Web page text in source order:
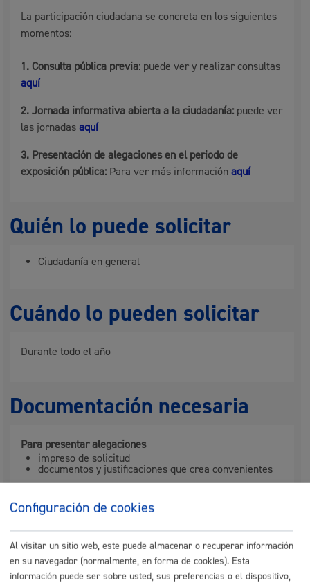
La participación ciudadana se concreta en los siguientes
momentos:
1. Consulta pública previa: puede ver y realizar consultas
aquí
2.Jornada informativa abierta a la ciudadanía: puede ver
las jornadas aquí
3. Presentación de alegaciones en el periodo de
exposición pública: Para ver más informaciónaquí
Quién lo puede solicitar
Ciudadanía en general
Cuándo lo pueden solicitar
Durante todo el año
Documentación necesaria
Para presentar alegaciones
impreso de solicitud
documentos y justificaciones que crea convenientes
Nota:es obligatorioel uso del formulario o del impreso
específico indicado en este trámite.
Tamaño máximo anexos:10 Mb
Configuración de cookies
Al visitar un sitio web, este puede almacenar o recuperar información
en su navegador (normalmente, en forma de cookies). Esta
información puede ser sobre usted, sus preferencias o el dispositivo,